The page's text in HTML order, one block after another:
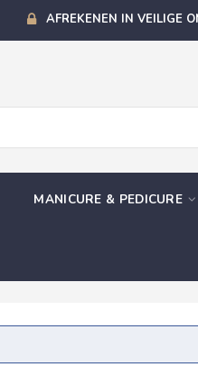
AFREKENEN IN VEILIGE
MANICURE & PEDICURE